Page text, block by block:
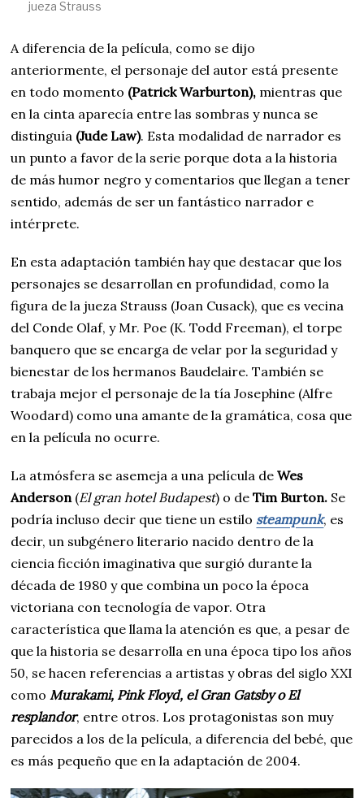
jueza Strauss
A diferencia de la película, como se dijo
anteriormente, el personaje del autor está presente
en todo momento (Patrick Warburton), mientras que
en la cinta aparecía entre las sombras y nunca se
distinguía (Jude Law). Esta modalidad de narrador es
un punto a favor de la serie porque dota a la historia
de más humor negro y comentarios que llegan a tener
sentido, además de ser un fantástico narrador e
intérprete.
En esta adaptación también hay que destacar que los
personajes se desarrollan en profundidad, como la
figura de la jueza Strauss (Joan Cusack), que es vecina
del Conde Olaf, y Mr. Poe (K. Todd Freeman), el torpe
banquero que se encarga de velar por la seguridad y
bienestar de los hermanos Baudelaire. También se
trabaja mejor el personaje de la tía Josephine (Alfre
Woodard) como una amante de la gramática, cosa que
en la película no ocurre.
La atmósfera se asemeja a una película deWes
Anderson(El gran hotel Budapest) o deTim Burton. Se
podría incluso decir que tiene un estilo steampunk, es
decir, un subgénero literario nacido dentro de la
ciencia ficción imaginativa que surgió durante la
década de 1980 y que combina un poco la época
victoriana con tecnología de vapor. Otra
característica que llama la atención es que, a pesar de
que la historia se desarrolla en una época tipo los años
50, se hacen referencias a artistas y obras del siglo XXI
comoMurakami, Pink Floyd, el Gran Gatsby o El
resplandor, entre otros. Los protagonistas son muy
parecidos a los de la película, a diferencia del bebé, que
es más pequeño que en la adaptación de 2004.